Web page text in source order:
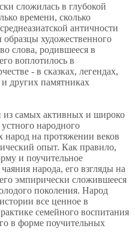
сложилась в глубокой
времени, сколько
античности
художественного
слова, родившееся в
воплотилось в
- в сказках, легендах,
других памятниках
самых активных и широко
народного
народ на протяжении веков
опыт. Как правило,
и поучительное
народа, его взгляды на
эмпирически сложившееся
поколения. Народ
все ценное в
семейного воспитания
в форме поучительных